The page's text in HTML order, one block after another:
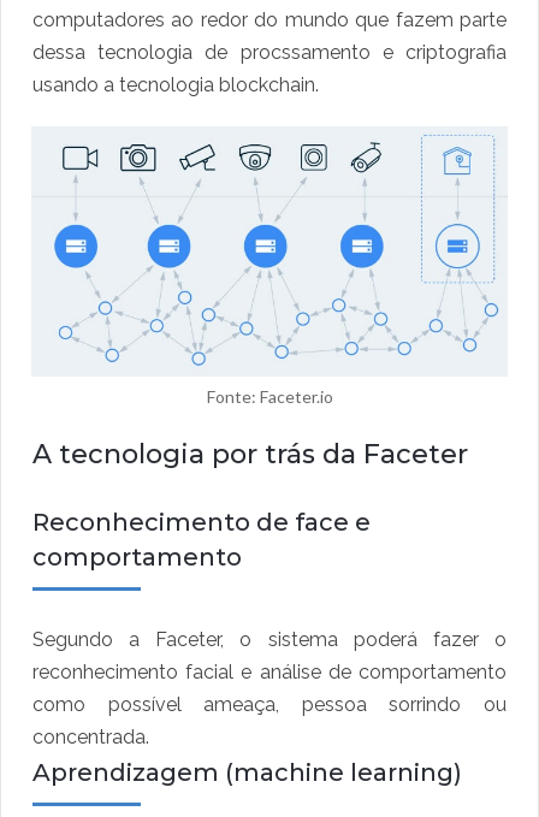
computadores ao redor do mundo que fazem parte
dessa tecnologia de procssamento e criptografia
usando a tecnologia blockchain.
Fonte: Faceter.io
A tecnologia por trás da Faceter
Reconhecimento de face e
comportamento
Segundo a Faceter, o sistema poderá fazer o
reconhecimento facial e análise de comportamento
como possível ameaça, pessoa sorrindo ou
concentrada.
Aprendizagem (machine learning)